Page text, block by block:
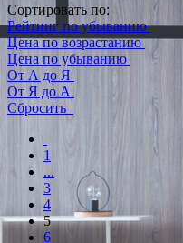
Сортировать по:
Рейтинг по убыванию
Цена по возрастанию
Цена по убыванию
От А до Я
От Я до А
Сбросить
1
...
3
4
5
6